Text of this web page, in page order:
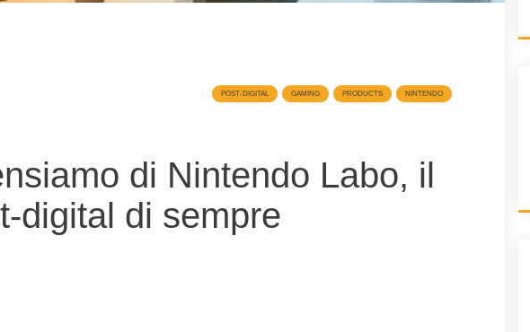
POST-DIGITAL GAMING PRODUCTS NINTENDO
di Nintendo Labo, il
digital di sempre